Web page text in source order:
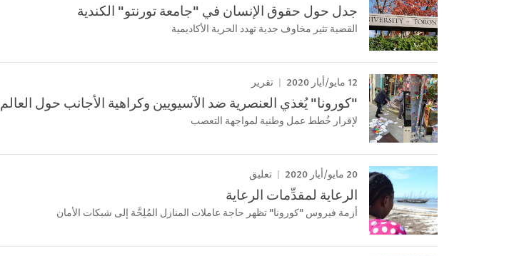
جدل حول حقوق الإنسان في "جامعة تورنتو" الكندية
القضية تثير مخاوف جدية تهدد الحرية الأكاديمية
12 مايو/أيار 2020 تقرير
"كورونا" يُغذي العنصرية ضد الآسيويين وكراهية الأجانب حول العالم
لإقرار خُطط عمل وطنية لمواجهة التعصب
20 مايو/أيار 2020 تعليق
الرعاية لمقدِّمات الرعاية
أزمة فيروس "كورونا" تظهر حاجة عاملات المنازل المُلِحَّة إلى شبكات الأمان